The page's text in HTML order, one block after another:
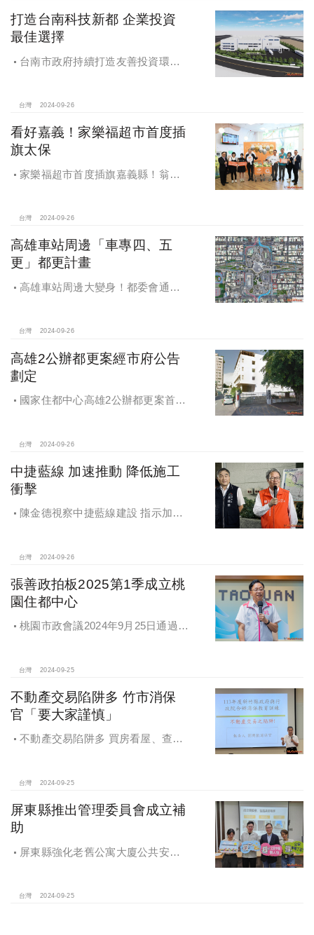
打造台南科技新都 企業投資
最佳選擇
台南市政府持續打造友善投資環
超過5萬個就業機會
台灣 2024-09-26
看好嘉義！家樂福超市首度插
旗太保
家樂福超市首度插旗嘉義縣！翁章
台灣 2024-09-26
高雄車站周邊「車專四、五
更」都更計畫
高雄車站周邊大變身！都委會通過
台灣 2024-09-26
高雄2公辦都更案經市府公告
劃定
國家住都中心高雄2公辦都更案首度
台灣 2024-09-26
中捷藍線 加速推動 降低施工
衝擊
陳金德視察中捷藍線建設 指示加速
台灣 2024-09-26
張善政拍板2025第1季成立桃
園住都中心
桃園市政會議2024年9月25日通過
住都中心
台灣 2024-09-25
不動產交易陷阱多 竹市消保
官「要大家謹慎」
不動產交易陷阱多 買房看屋、查
台灣 2024-09-25
屏東縣推出管理委員會成立補
助
屏東縣強化老舊公寓大廈公共安全
台灣 2024-09-25